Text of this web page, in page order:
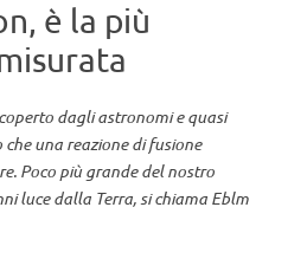
è la più
dagli astronomi e quasi
una reazione di fusione
Poco più grande del nostro
luce dalla Terra, si chiama Eblm